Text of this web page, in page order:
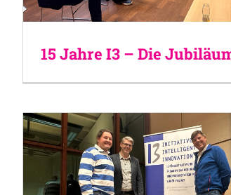
15 Jahre I3 – Die